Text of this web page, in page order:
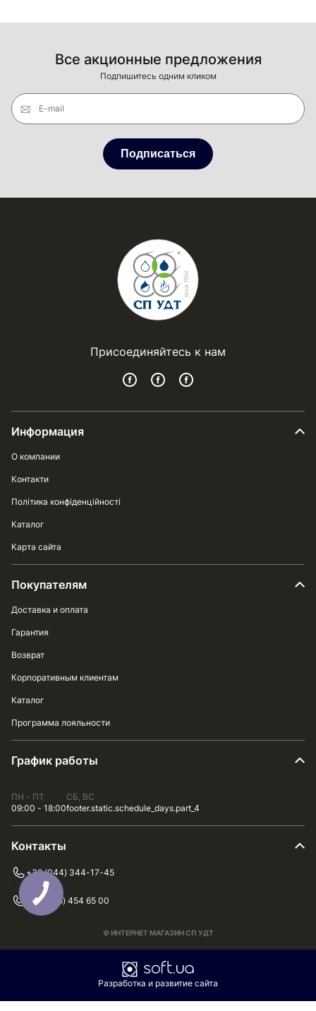
Все акционные предложения
Подпишитесь одним кликом
E-mail
Подписаться
Присоединяйтесь к нам
Информация
О компании
Контакти
Політика конфіденційності
Каталог
Карта сайта
Покупателям
Доставка и оплата
Гарантия
Возврат
Корпоративным клиентам
Каталог
Программа лояльности
График работы
ПН - ПТ
09:00 - 18:00
СБ, ВС
footer.static.schedule_days.part_4
Контакты
+38 (044) 344-17-45
+38 (075) 454 65 00
© ИНТЕРНЕТ МАГАЗИН СП УДТ
Разработка и развитие сайта